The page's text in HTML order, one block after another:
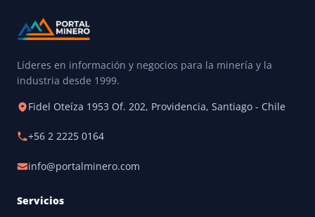
Líderes en información y negocios para la minería y la
industria desde 1999.
Fidel Oteíza 1953 Of. 202, Providencia, Santiago - Chile
+56 2 2225 0164
info@portalminero.com
Servicios